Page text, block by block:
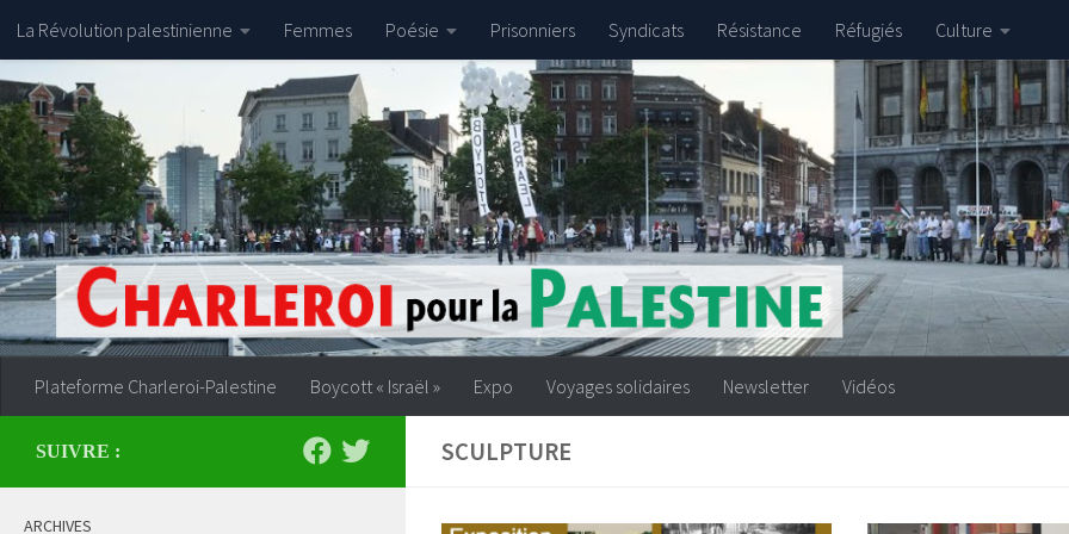
Skip to content
La Révolution palestinienne Femmes Poésie Prisonniers Syndicats Résistance Réfugiés Culture
Plateforme Charleroi-Palestine Boycott « Israël » Expo Voyages solidaires Newsletter Vidéos
SCULPTURE
SUIVRE :
ARCHIVES